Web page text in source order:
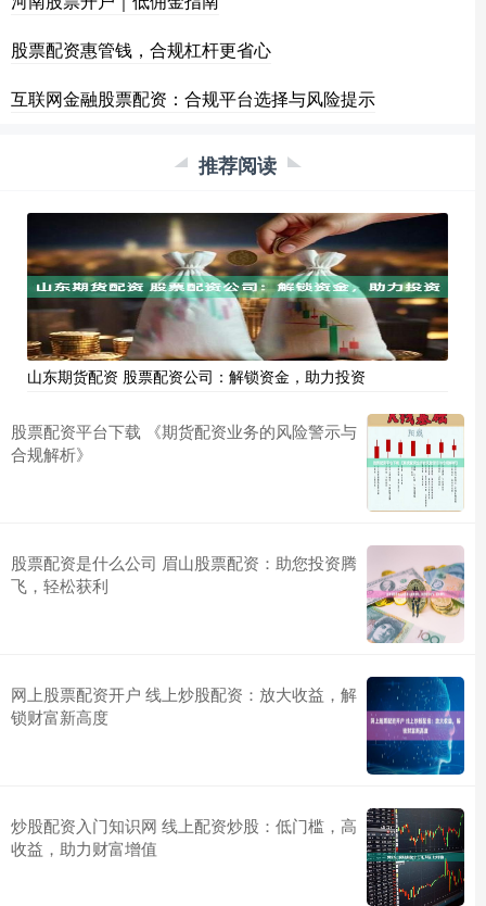
股票配资惠管钱，合规杠杆更省心
互联网金融股票配资：合规平台选择与风险提示
推荐阅读
山东期货配资 股票配资公司：解锁资金，助力投资
股票配资平台下载 《期货配资业务的风险警示与
合规解析》
股票配资是什么公司 眉山股票配资：助您投资腾
飞，轻松获利
网上股票配资开户 线上炒股配资：放大收益，解
锁财富新高度
炒股配资入门知识网 线上配资炒股：低门槛，高
收益，助力财富增值